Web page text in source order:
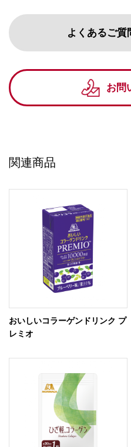
よくあるご質
お問
関連商品
おいしいコラーゲンドリンク プ
レミオ